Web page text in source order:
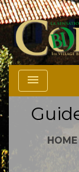
menu
HOME